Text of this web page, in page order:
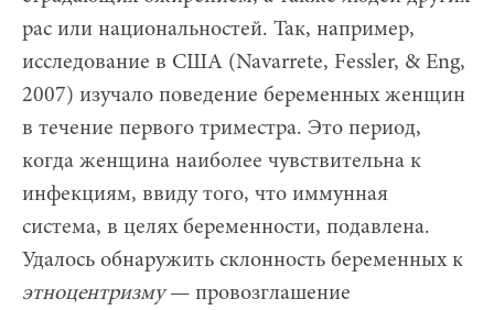
рас или национальностей. Так, например,
исследование в США (Navarrete, Fessler, & Eng,
2007) изучало поведение беременных женщин
в течение первого триместра. Это период,
когда женщина наиболее чувствительна к
инфекциям, ввиду того, что иммунная
система, в целях беременности, подавлена.
Удалось обнаружить склонность беременных к
этноцентризму— провозглашение